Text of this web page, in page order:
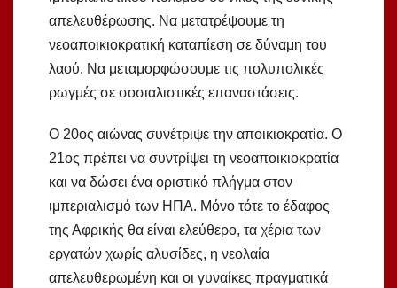
απελευθέρωσης. Να μετατρέψουμε τη
νεοαποικιοκρατική καταπίεση σε δύναμη του
λαού. Να μεταμορφώσουμε τις πολυπολικές
ρωγμές σε σοσιαλιστικές επαναστάσεις.
Ο 20ος αιώνας συνέτριψε την αποικιοκρατία. Ο
21ος πρέπει να συντρίψει τη νεοαποικιοκρατία
και να δώσει ένα οριστικό πλήγμα στον
ιμπεριαλισμό των ΗΠΑ. Μόνο τότε το έδαφος
της Αφρικής θα είναι ελεύθερο, τα χέρια των
εργατών χωρίς αλυσίδες, η νεολαία
απελευθερωμένη και οι γυναίκες πραγματικά